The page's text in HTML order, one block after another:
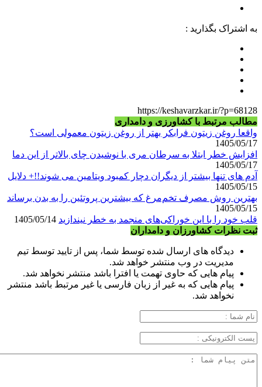
به اشتراک بگذارید :
https://keshavarzkar.ir/?p=68128
مطالب مرتبط با کشاورزی و دامداری
واقعا روغن زیتون فرابکر بهتر از روغن زیتون معمولی است؟
1405/05/17
افزایش خطر ابتلا به سرطان مری با نوشیدن چای بالاتر از این دما
1405/05/17
آدم های تنها بیشتر از دیگران دچار کمبود ویتامین می شوند!!+ دلایل
1405/05/15
بهترین روش مصرف تخم‌مرغ که بیشترین پروتئین را به بدن برساند
1405/05/15
قلب خود را با این خوراکی‌های منجمد به خطر نیندازید
ثبت نظرات کشاورزان و دامداران
دیدگاه های ارسال شده توسط شما، پس از تایید توسط تیم
مدیریت در وب منتشر خواهد شد.
پیام هایی که حاوی تهمت یا افترا باشد منتشر نخواهد شد.
پیام هایی که به غیر از زبان فارسی یا غیر مرتبط باشد منتشر
نخواهد شد.